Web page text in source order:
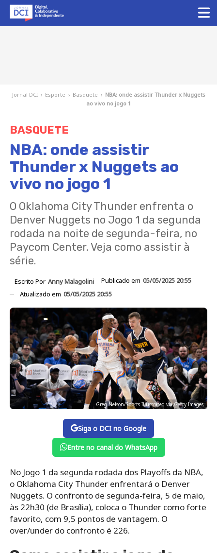
Jornal DCI › Esporte › Basquete › NBA: onde assistir Thunder x Nuggets
ao vivo no jogo 1
BASQUETE
NBA: onde assistir
Thunder x Nuggets ao
vivo no jogo 1
O Oklahoma City Thunder enfrenta o
Denver Nuggets no Jogo 1 da segunda
rodada na noite de segunda-feira, no
Paycom Center. Veja como assistir à
série.
Escrito Por Anny Malagolini Publicado em 05/05/2025 20:55
Atualizado em 05/05/2025 20:55
Greg Nelson/Sports Illustrated via Getty Images
Siga o DCI no Google
Entre no canal do WhatsApp
No Jogo 1 da segunda rodada dos Playoffs da NBA,
o Oklahoma City Thunder enfrentará o Denver
Nuggets. O confronto de segunda-feira, 5 de maio,
às 22h30 (de Brasília), coloca o Thunder como forte
favorito, com 9,5 pontos de vantagem. O
over/under do confronto é 226.